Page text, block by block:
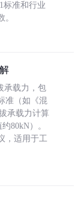
标准和行业
承载力，包
准（如《混
承载力计算
80kN）。
，适用于工